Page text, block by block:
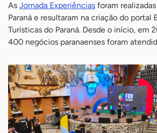
As Jornada Experiências foram
Paraná e resultaram na criação do portal
Turísticas do Paraná. Desde o início, em
400 negócios paranaenses foram